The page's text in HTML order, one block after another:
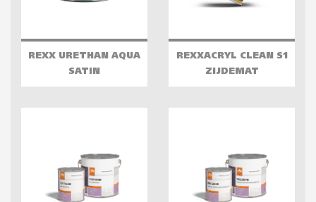
REXX URETHAN AQUA
SATIN
REXXACRYL CLEAN S1
ZIJDEMAT